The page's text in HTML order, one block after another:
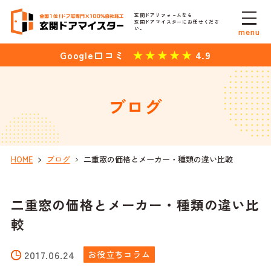
玄関ドアリフォ－ムなら
玄関ドアマイスターにお任せくださ
い。
Google口コミ 4.9
menu
ブログ
HOME ブログ 二重窓の価格とメーカー・種類の違い比較
二重窓の価格とメーカー・種類の違い比
較
2017.06.24 お役立ちコラム